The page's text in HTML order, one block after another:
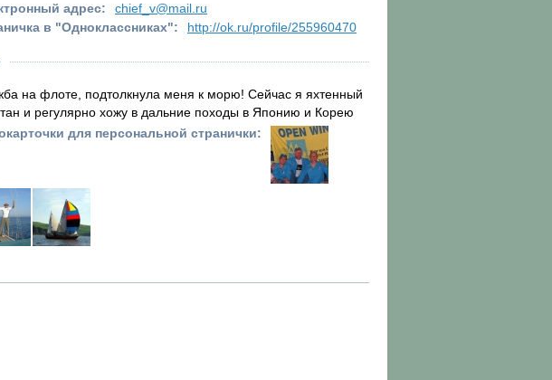
адрес:
chief_v@mail.ru
в "Одноклассниках":
http://ok.ru/profile/255960470
на флоте, подтолкнула меня к морю! Сейчас я яхтенный
и регулярно хожу в дальние походы в Японию и Корею
для персональной странички: